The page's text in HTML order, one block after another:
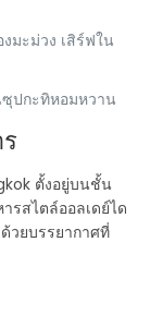
มะม่วง เสิร์ฟใน
ปกะทิหอมหวาน
ตั้งอยู่บนชั้น
รสไตล์ออลเดย์ได
วยบรรยากาศที่